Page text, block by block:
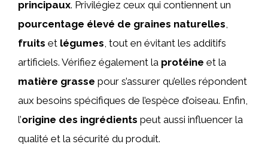
principaux. Privilégiez ceux qui contiennent un
pourcentage élevé de graines naturelles,
fruits et légumes, tout en évitant les additifs
artificiels. Vérifiez également la protéine et la
matière grasse pour s’assurer qu’elles répondent
aux besoins spécifiques de l’espèce d’oiseau. Enfin,
l’origine des ingrédients peut aussi influencer la
qualité et la sécurité du produit.